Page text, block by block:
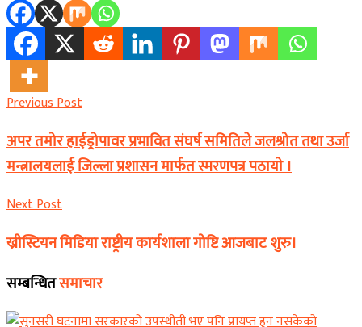
Previous Post
अपर तमोर हाईड्रोपावर प्रभावित संघर्ष समितिले जलश्रोत तथा उर्जा
मन्त्रालयलाई जिल्ला प्रशासन मार्फत स्मरणपत्र पठायाे ।
Next Post
ख्रीस्टियन मिडिया राष्ट्रीय कार्यशाला गोष्टि आजबाट शुरु।
सम्बन्धितसमाचार